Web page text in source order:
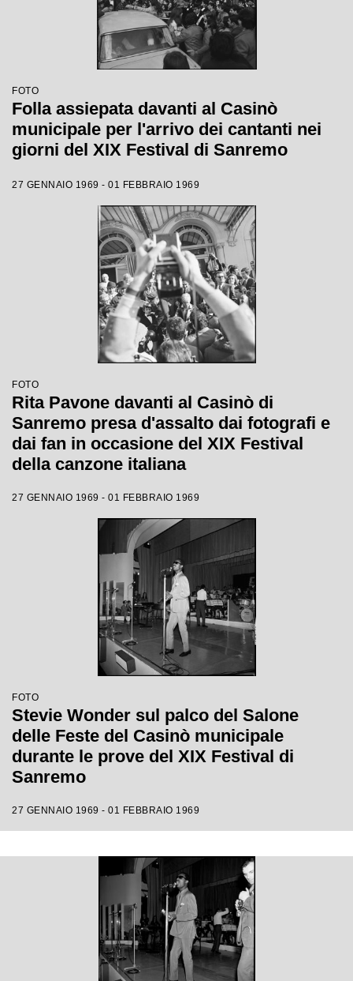
FOTO
Folla assiepata davanti al Casinò
municipale per l'arrivo dei cantanti nei
giorni del XIX Festival di Sanremo
27 GENNAIO 1969 - 01 FEBBRAIO 1969
FOTO
Rita Pavone davanti al Casinò di
Sanremo presa d'assalto dai fotografi e
dai fan in occasione del XIX Festival
della canzone italiana
27 GENNAIO 1969 - 01 FEBBRAIO 1969
FOTO
Stevie Wonder sul palco del Salone
delle Feste del Casinò municipale
durante le prove del XIX Festival di
Sanremo
27 GENNAIO 1969 - 01 FEBBRAIO 1969